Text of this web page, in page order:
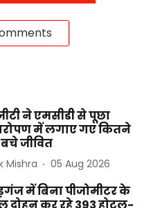
ने एमसीडी से पूछा
में लगाए गए कितने
जीवित
Mishra 05 Aug 2026
में बिना पीजोमीटर के